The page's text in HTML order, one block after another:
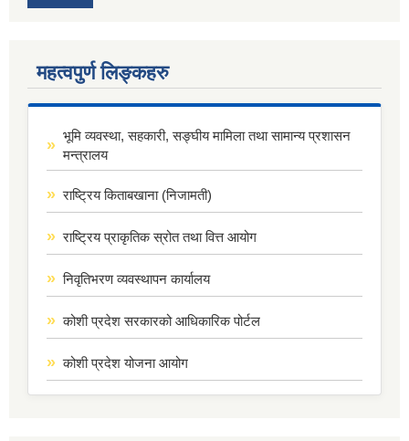
महत्वपुर्ण लिङ्कहरु
भूमि व्यवस्था, सहकारी, सङ्घीय मामिला तथा सामान्य प्रशासन
मन्त्रालय
राष्ट्रिय किताबखाना (निजामती)
राष्ट्रिय प्राकृतिक स्रोत तथा वित्त आयोग
निवृतिभरण व्यवस्थापन कार्यालय
कोशी प्रदेश सरकारको आधिकारिक पोर्टल
कोशी प्रदेश योजना आयोग